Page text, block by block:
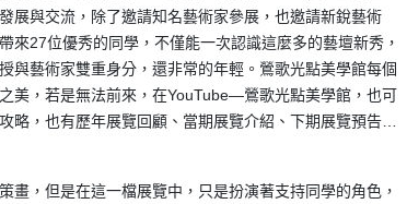
展與交流，除了邀請知名藝術家參展，也邀請新銳藝術
來27位優秀的同學，不僅能一次認識這麼多的藝壇新秀，
與藝術家雙重身分，還非常的年輕。鶯歌光點美學館每個
美，若是無法前來，在YouTube—鶯歌光點美學館，也可
略，也有歷年展覽回顧、當期展覽介紹、下期展覽預告…
畫，但是在這一檔展覽中，只是扮演著支持同學的角色，